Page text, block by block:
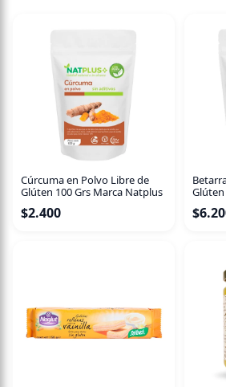
Cúrcuma en Polvo Libre de
Glúten 100 Grs Marca Natplus
$2.400 $